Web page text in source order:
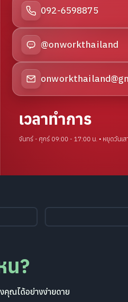
092-6598875
@onworkthailand
เวลาทำการ
จันทร์ - ศุกร์ 09:00 - 17:00 น. • หยุดวันเ
น?
คุณได้อย่างง่ายดาย